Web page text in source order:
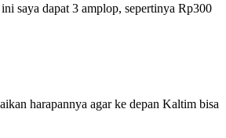
saya dapat 3 amplop, sepertinya Rp300
harapannya agar ke depan Kaltim bisa